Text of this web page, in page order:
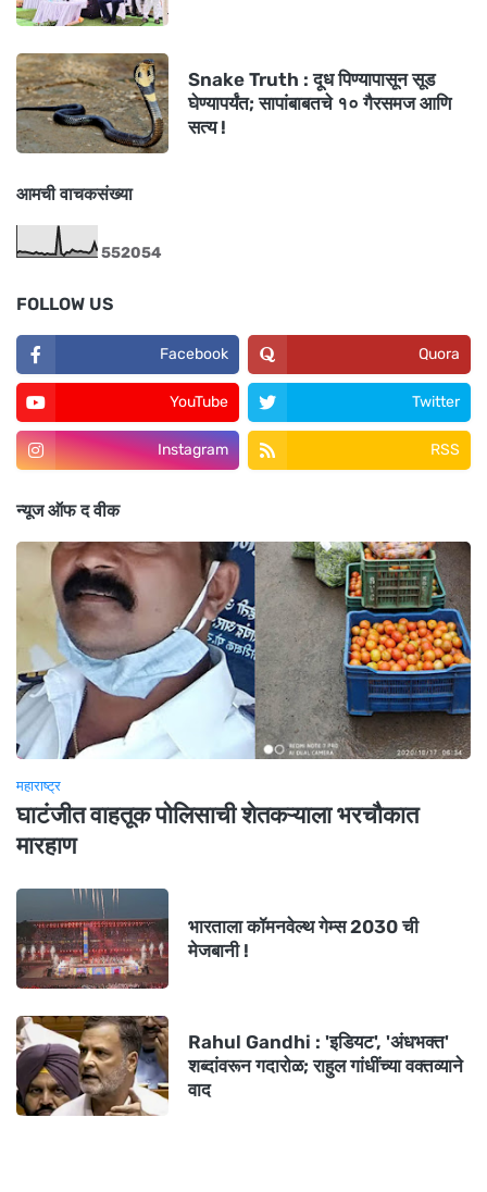
Snake Truth : दूध पिण्यापासून सूड
घेण्यापर्यंत; सापांबाबतचे १० गैरसमज आणि
सत्य !
आमची वाचकसंख्या
552054
FOLLOW US
Facebook Quora
YouTube Twitter
Instagram RSS
न्यूज ऑफ द वीक
महाराष्ट्र
घाटंजीत वाहतूक पोलिसाची शेतकऱ्याला भरचौकात
मारहाण
भारताला कॉमनवेल्थ गेम्स 2030 ची
मेजबानी !
Rahul Gandhi : 'इडियट', 'अंधभक्त'
शब्दांवरून गदारोळ; राहुल गांधींच्या वक्तव्याने
वाद